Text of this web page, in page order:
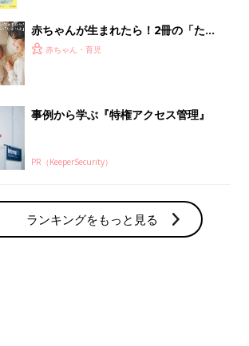
赤ちゃんが生まれたら！2冊の「たま
ひよ」
赤ちゃん・育児
事例から学ぶ『特権アクセス管理』
PR（KeeperSecurity）
ランキングをもっと見る